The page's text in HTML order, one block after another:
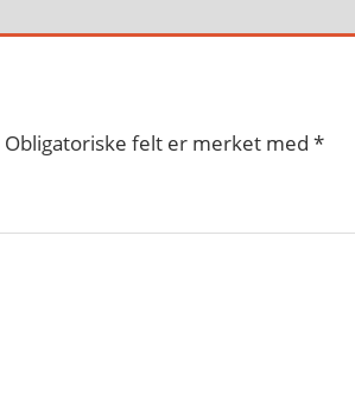
Obligatoriske felt er merket med *